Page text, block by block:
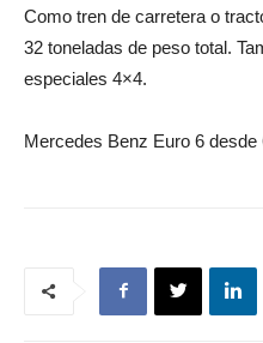
Como tren de carretera o
32 toneladas de peso total.
especiales 4×4.
Mercedes Benz Euro 6 desde